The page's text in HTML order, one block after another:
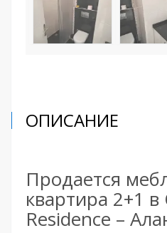
ОПИСАНИЕ
Продается
квартира 2+1 в
Residence –